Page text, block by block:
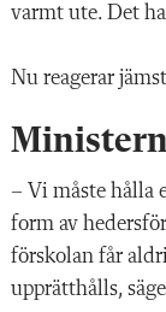
varmt ute. Det
Nu reagerar
– Vi måste hålla
form av
förskolan får
upprätthålls,